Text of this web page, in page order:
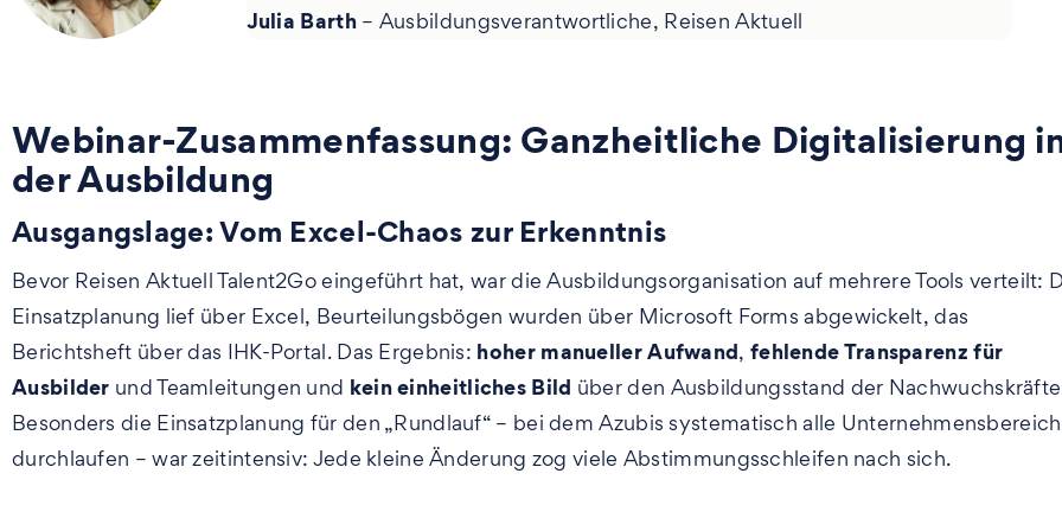
Julia Barth – Ausbildungsverantwortliche, Reisen Aktuell
Webinar-Zusammenfassung: Ganzheitliche Digitalisierung
der Ausbildung
Ausgangslage: Vom Excel-Chaos zur Erkenntnis
Bevor Reisen Aktuell Talent2Go eingeführt hat, war die Ausbildungsorganisation auf mehrere Tools verteilt:
Einsatzplanung lief über Excel, Beurteilungsbögen wurden über Microsoft Forms abgewickelt, das
Berichtsheft über das IHK-Portal. Das Ergebnis: hoher manueller Aufwand, fehlende Transparenz für
Ausbilder und Teamleitungen und kein einheitliches Bild über den Ausbildungsstand der
Besonders die Einsatzplanung für den „Rundlauf“ – bei dem Azubis systematisch alle
durchlaufen – war zeitintensiv: Jede kleine Änderung zog viele Abstimmungsschleifen nach sich.